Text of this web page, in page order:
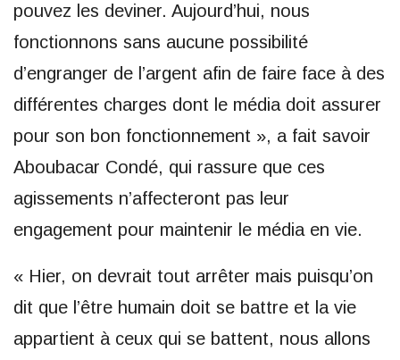
pouvez les deviner. Aujourd’hui, nous
fonctionnons sans aucune possibilité
d’engranger de l’argent afin de faire face à des
différentes charges dont le média doit assurer
pour son bon fonctionnement », a fait savoir
Aboubacar Condé, qui rassure que ces
agissements n’affecteront pas leur
engagement pour maintenir le média en vie.
« Hier, on devrait tout arrêter mais puisqu’on
dit que l’être humain doit se battre et la vie
appartient à ceux qui se battent, nous allons